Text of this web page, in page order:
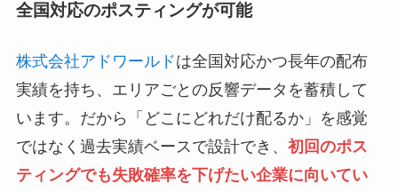
全国対応のポスティングが可能
株式会社アドワールドは全国対応かつ長年の配布
実績を持ち、エリアごとの反響データを蓄積して
います。だから「どこにどれだけ配るか」を感覚
ではなく過去実績ベースで設計でき、 初回のポス
ティングでも失敗確率を下げたい企業に向いてい